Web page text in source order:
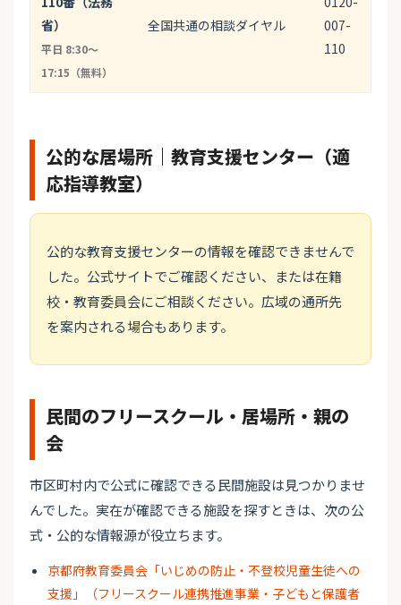
省）
平日 8:30〜
17:15（無料）
全国共通の相談ダイヤル
007-
110
公的な居場所｜教育支援センター（適
応指導教室）
公的な教育支援センターの情報を確認できませんで
した。公式サイトでご確認ください、または在籍
校・教育委員会にご相談ください。広域の通所先
を案内される場合もあります。
民間のフリースクール・居場所・親の
会
市区町村内で公式に確認できる民間施設は見つかりませ
んでした。実在が確認できる施設を探すときは、次の公
式・公的な情報源が役立ちます。
京都府教育委員会「いじめの防止・不登校児童生徒への
支援」（フリースクール連携推進事業・子どもと保護者